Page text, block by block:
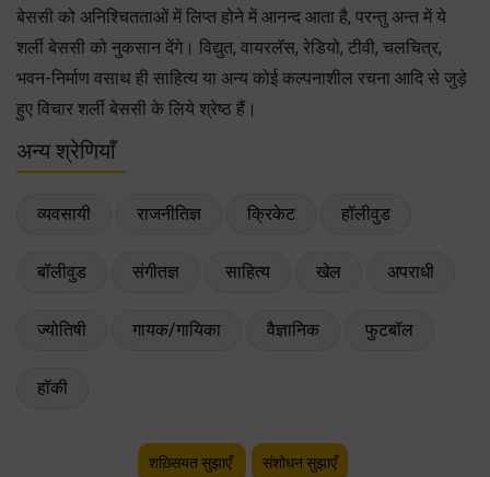
बेससी को अनिश्चितताओं में लिप्त होने में आनन्द आता है, परन्तु अन्त में ये
शर्ली बेससी को नुकसान देंगे। विद्युत, वायरलॅस, रेडियो, टीवी, चलचित्र,
भवन-निर्माण वसाथ ही साहित्य या अन्य कोई कल्पनाशील रचना आदि से जुड़े
हुए विचार शर्ली बेससी के लिये श्रेष्ठ हैं।
अन्य श्रेणियाँ
व्यवसायी राजनीतिज्ञ क्रिकेट हॉलीवुड
बॉलीवुड संगीतज्ञ साहित्य खेल अपराधी
ज्योतिषी गायक/गायिका वैज्ञानिक फुटबॉल
हॉकी
शख़्सियत सुझाएँ संशोधन सुझाएँ